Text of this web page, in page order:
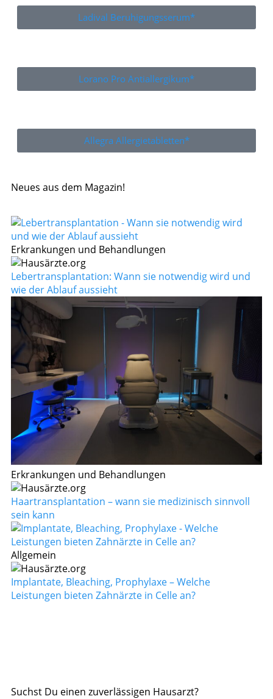
Ladival Beruhigungsserum*
Lorano Pro Antiallergikum*
Allegra Allergietabletten*
Neues aus dem Magazin!
Erkrankungen und Behandlungen
Lebertransplantation: Wann sie notwendig wird und
wie der Ablauf aussieht
Erkrankungen und Behandlungen
Haartransplantation – wann sie medizinisch sinnvoll
sein kann
Allgemein
Implantate, Bleaching, Prophylaxe – Welche
Leistungen bieten Zahnärzte in Celle an?
Suchst Du einen zuverlässigen Hausarzt?